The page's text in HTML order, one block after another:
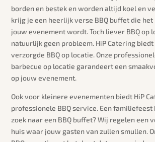
borden en bestek en worden altijd koel en
krijg je een heerlijk verse BBQ buffet die
jouw evenement wordt. Toch liever BBQ op
natuurlijk geen probleem. HiP Catering
verzorgde BBQ op locatie. Onze
barbecue op locatie garandeert een
op jouw evenement.
Ook voor kleinere evenementen biedt HiP
professionele BBQ service. Een familiefeest
zoek naar een BBQ buffet? Wij regelen een
huis waar jouw gasten van zullen smullen.